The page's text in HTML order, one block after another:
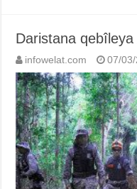
Daristana
infowelat.com 07/